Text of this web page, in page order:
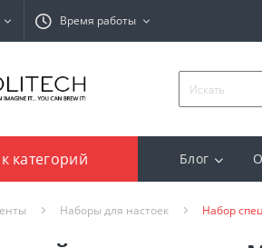
Время работы
категорий Блог
Наборы для настоек Набор